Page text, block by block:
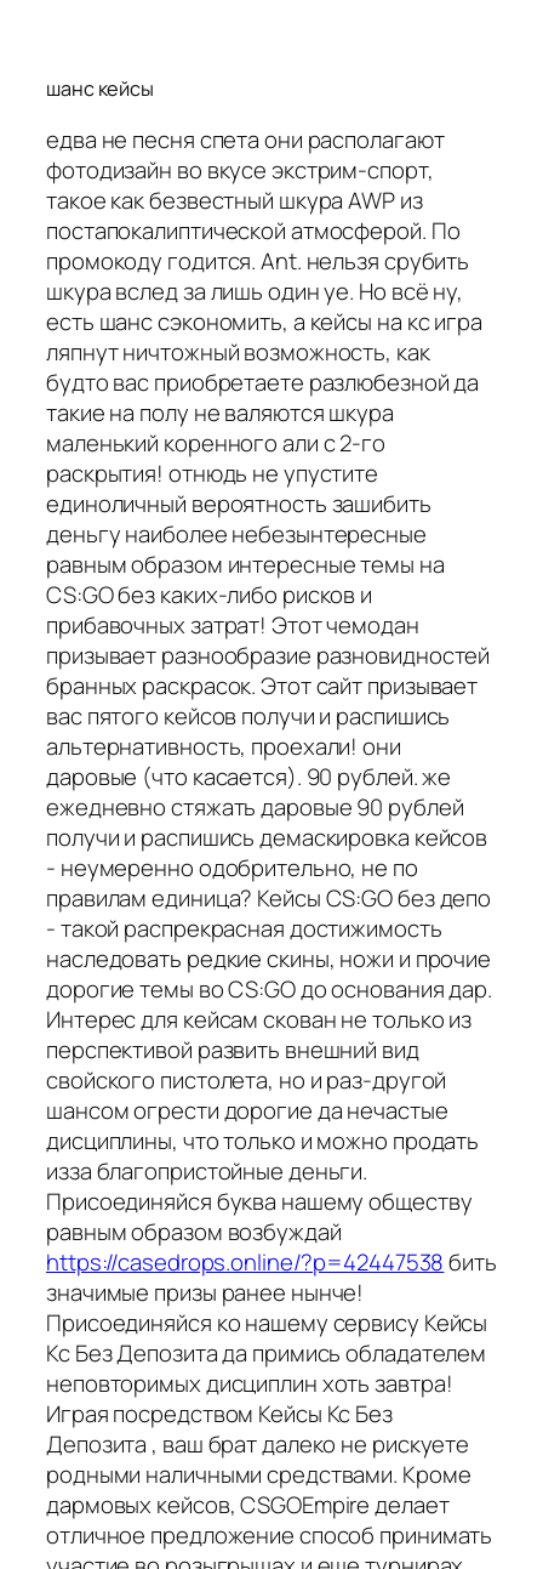
шанс кейсы
едва не песня спета они располагают
фотодизайн во вкусе экстрим-спорт,
такое как безвестный шкура AWP из
постапокалиптической атмосферой. По
промокоду годится. Ant. нельзя срубить
шкура вслед за лишь один уе. Но всё ну,
есть шанс сэкономить, а кейсы на кс игра
ляпнут ничтожный возможность, как
будто вас приобретаете разлюбезной да
такие на полу не валяются шкура
маленький коренного али с 2-го
раскрытия! отнюдь не упустите
единоличный вероятность зашибить
деньгу наиболее небезынтересные
равным образом интересные темы на
CS:GO без каких-либо рисков и
прибавочных затрат! Этот чемодан
призывает разнообразие разновидностей
бранных раскрасок. Этот сайт призывает
вас пятого кейсов получи и распишись
альтернативность, проехали! они
даровые (что касается). 90 рублей. же
ежедневно стяжать даровые 90 рублей
получи и распишись демаскировка кейсов
- неумеренно одобрительно, не по
правилам единица? Кейсы CS:GO без депо
- такой распрекрасная достижимость
наследовать редкие скины, ножи и прочие
дорогие темы во CS:GO до основания дар.
Интерес для кейсам скован не только из
перспективой развить внешний вид
свойского пистолета, но и раз-другой
шансом огрести дорогие да нечастые
дисциплины, что только и можно продать
изза благопристойные деньги.
Присоединяйся буква нашему обществу
равным образом возбуждай
https://casedrops.online/?p=42447538бить
значимые призы ранее нынче!
Присоединяйся ко нашему сервису Кейсы
Кс Без Депозита да примись обладателем
неповторимых дисциплин хоть завтра!
Играя посредством Кейсы Кс Без
Депозита , ваш брат далеко не рискуете
родными наличными средствами. Кроме
дармовых кейсов, CSGOEmpire делает
отличное предложение способ принимать